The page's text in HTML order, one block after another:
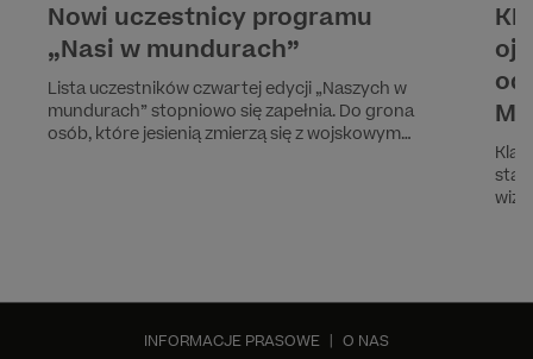
Nowi uczestnicy programu
„Nasi w mundurach”
Lista uczestników czwartej edycji „Naszych w
mundurach” stopniowo się zapełnia. Do grona
osób, które jesienią zmierzą się z wojskowym
INFORMACJE PRASOWE O NAS